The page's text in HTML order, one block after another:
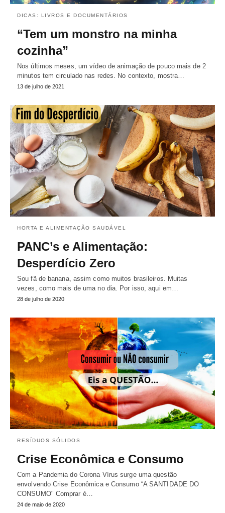
DICAS: LIVROS E DOCUMENTÁRIOS
“Tem um monstro na minha
cozinha”
Nos últimos meses, um vídeo de animação de pouco mais de 2
minutos tem circulado nas redes. No contexto, mostra…
13 de julho de 2021
HORTA E ALIMENTAÇÃO SAUDÁVEL
PANC’s e Alimentação:
Desperdício Zero
Sou fã de banana, assim como muitos brasileiros. Muitas
vezes, como mais de uma no dia. Por isso, aqui em…
28 de julho de 2020
RESÍDUOS SÓLIDOS
Crise Econômica e Consumo
Com a Pandemia do Corona Vírus surge uma questão
envolvendo Crise Econômica e Consumo “A SANTIDADE DO
CONSUMO" Comprar é…
24 de maio de 2020